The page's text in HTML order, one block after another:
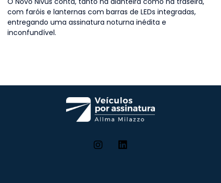
com faróis e lanternas com barras de LEDs integradas,
entregando uma assinatura noturna inédita e
inconfundível.